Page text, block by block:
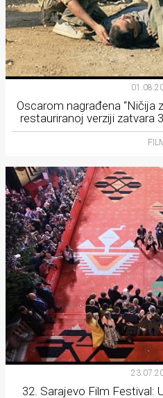
Oscarom nagrađena “Ničija
restauriranoj verziji zatvara
32. Sarajevo Film Festival: